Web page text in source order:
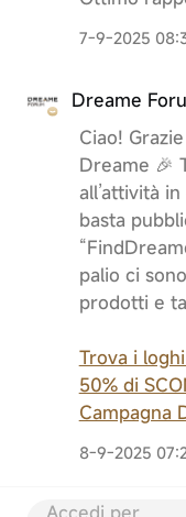
7-9-2025
Dreame
Ciao!
Dreame 🎉
all’attività
basta
palio ci
prodotti e
Trova i
50% di
Campagna
8-9-2025